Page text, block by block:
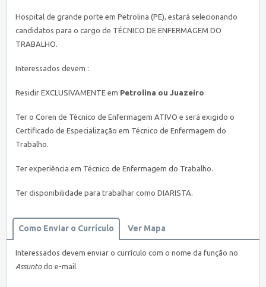
Hospital de grande porte em Petrolina (PE), estará selecionando
candidatos para o cargo de TÉCNICO DE ENFERMAGEM DO
TRABALHO.
Interessados devem :
Residir EXCLUSIVAMENTE em Petrolina ou Juazeiro
Ter o Coren de Técnico de Enfermagem ATIVO e será exigido o
Certificado de Especialização em Técnico de Enfermagem do
Trabalho.
Ter experiência em Técnico de Enfermagem do Trabalho.
Ter disponibilidade para trabalhar como DIARISTA.
Como Enviar o Currículo Ver Mapa
Interessados devem enviar o currículo com o nome da função no
Assuntodo e-mail.